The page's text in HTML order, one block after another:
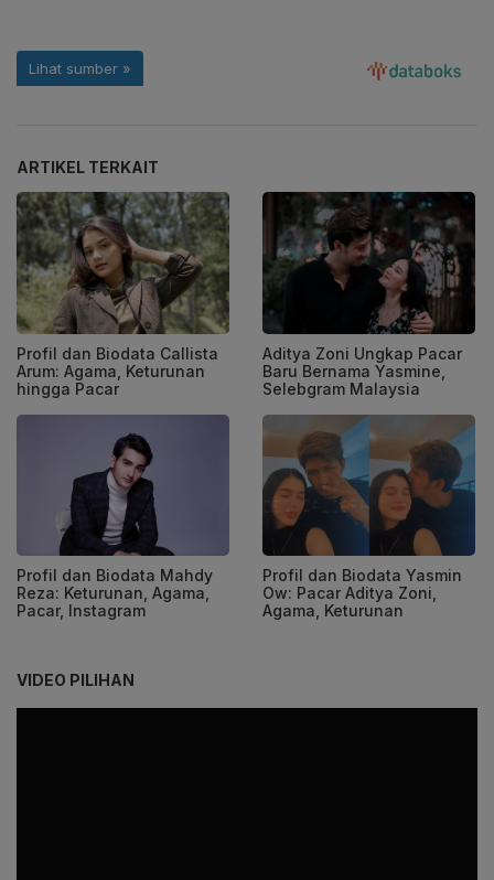
ARTIKEL TERKAIT
Profil dan Biodata Callista
Arum: Agama, Keturunan
hingga Pacar
Aditya Zoni Ungkap Pacar
Baru Bernama Yasmine,
Selebgram Malaysia
Profil dan Biodata Mahdy
Reza: Keturunan, Agama,
Pacar, Instagram
Profil dan Biodata Yasmin
Ow: Pacar Aditya Zoni,
Agama, Keturunan
VIDEO PILIHAN